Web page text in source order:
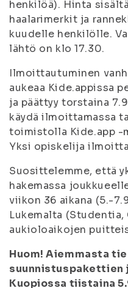
henkilöä). Hinta
haalarimerkit ja
kuudelle henkilölle.
lähtö on klo 17.30.
Ilmoittautuminen
aukeaa Kide.appissa
ja päättyy torstaina
käydä ilmoittamassa
toimistolla Kide.app -
Yksi opiskelija
Suosittelemme, että
hakemassa
viikon 36 aikana (5.-
Lukemalta
aukioloaikojen
Huom! Aiemmasta
suunnistuspakettien
Kuopiossa tiistaina